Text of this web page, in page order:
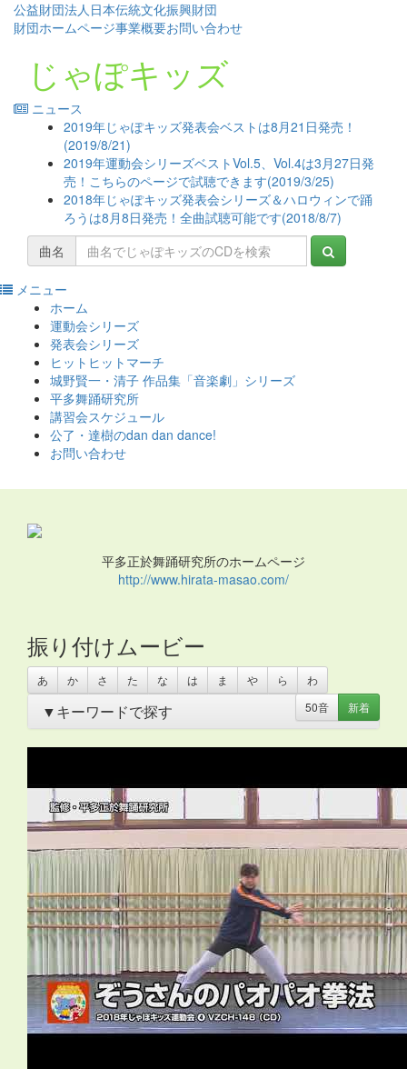
公益財団法人日本伝統文化振興財団
財団ホームページ事業概要お問い合わせ
じゃぽキッズ
ニュース
2019年じゃぽキッズ発表会ベストは8月21日発売！
(2019/8/21)
2019年運動会シリーズベストVol.5、Vol.4は3月27日発
売！こちらのページで試聴できます(2019/3/25)
2018年じゃぽキッズ発表会シリーズ＆ハロウィンで踊
ろうは8月8日発売！全曲試聴可能です(2018/8/7)
曲名
メニュー
ホーム
運動会シリーズ
発表会シリーズ
ヒットヒットマーチ
城野賢一・清子 作品集「音楽劇」シリーズ
平多舞踊研究所
講習会スケジュール
公了・達樹のdan dan dance!
お問い合わせ
平多正於舞踊研究所のホームページ
http://www.hirata-masao.com/
振り付けムービー
あ か さ た な は ま や ら
わ
50音
新着
▼キーワードで探す
あいさつ・アイリッシュ・いきもの・うちわ・オリンピ
き・お花・お面・カスタネット・カチャーシー・カップ
麺容器・カミナリ・カントリー カンフー
クリスマ
ス・サムライ ・さる・シーサー・ジャングルビート・ス
ストレッチ・スポーツ・たべもの ・ ダンス・タ
ンバリン・チアガール・ つえ・ テクノ・ニューオリン
のみもの ・ パジャマ バラ・ ハロウィン
ワイアン・ヒーロー・ピアノ伴奏・ヒップホップ・ヒロ
イン・ファンタジー・ブギウギ・ フラ・フラメンコ・ペ
ットボトル・ポップス・ポンポン ・マーチ・まとい・マ
ント
・ ミュージカル もちつき・よさこい ライダー
ラップ・ラテン・レイ・ロック・わらべうた・世界の言
葉・人形・体操・傘・和風・太鼓・妖怪・布・帽子・忍
者・応援団・扇・扇子・手作りの刀・手袋・手話・旗・
日本・昔話・時代劇・武術・民謡・汽車・沖縄・海賊・